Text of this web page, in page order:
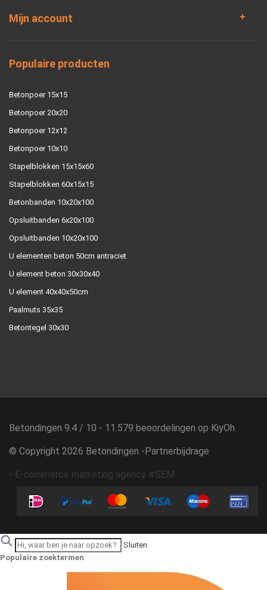
Mijn account
Populaire producten
Betonpoer 15x15
Betonpoer 20x20
Betonpoer 12x12
Betonpoer 10x10
Stapelblokken 15x15x60
Stapelblokken 60x15x15
Betonbanden 10x20x100
Opsluitbanden 6x20x100
Opsluitbanden 10x20x100
U elementen beton 50cm antraciet
U element beton 30x30x40
U element 40x40x50cm
Paalmuts 35x35
Betontegel 30x30
Betondingen 9.4 / 10 - 11.579 beoordelingen op KiyOh
© Copyright 2026 Betondingen - Partnerbijdrage
- E-commerce marketing agency #SEM
Sluiten
Populaire zoektermen